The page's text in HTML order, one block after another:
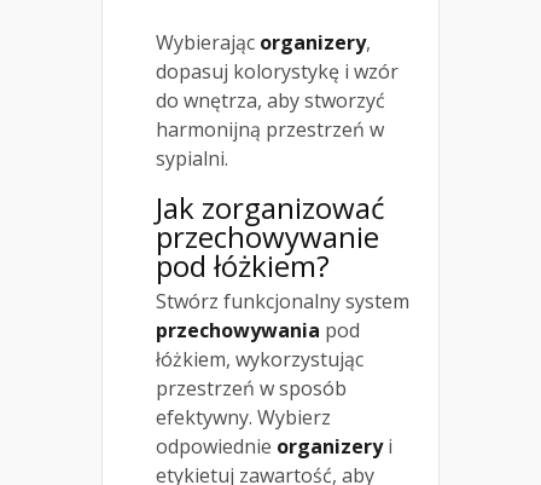
Wybierając organizery,
dopasuj kolorystykę i wzór
do wnętrza, aby stworzyć
harmonijną przestrzeń w
sypialni.
Jak zorganizować
przechowywanie
pod łóżkiem?
Stwórz funkcjonalny system
przechowywania pod
łóżkiem, wykorzystując
przestrzeń w sposób
efektywny. Wybierz
odpowiednie organizeryi
etykietuj zawartość, aby